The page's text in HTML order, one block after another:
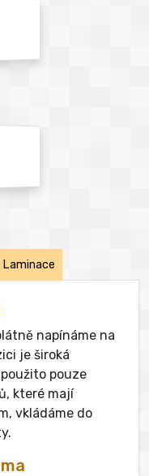
Laminace
napínáme na
je široká
pouze
které mají
vkládáme do